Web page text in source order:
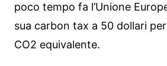
poco tempo fa l’Unione
sua carbon tax a 50 dollari
CO2 equivalente.